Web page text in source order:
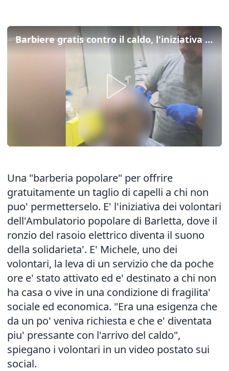
Barbiere gratis contro il caldo, l'iniziativa solidale a Barletta
Una "barberia popolare" per offrire
gratuitamente un taglio di capelli a chi non
puo' permetterselo. E' l'iniziativa dei volontari
dell'Ambulatorio popolare di Barletta, dove il
ronzio del rasoio elettrico diventa il suono
della solidarieta'. E' Michele, uno dei
volontari, la leva di un servizio che da poche
ore e' stato attivato ed e' destinato a chi non
ha casa o vive in una condizione di fragilita'
sociale ed economica. "Era una esigenza che
da un po' veniva richiesta e che e' diventata
piu' pressante con l'arrivo del caldo",
spiegano i volontari in un video postato sui
social.